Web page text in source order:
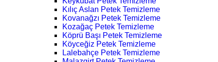
Kılıç Aslan Petek Temizleme
Kovanağzı Petek Temizleme
Kozağaç Petek Temizleme
Köprü Başı Petek Temizleme
Köyceğiz Petek Temizleme
Lalebahçe Petek Temizleme